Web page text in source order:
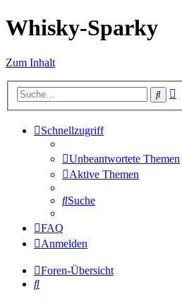
Whisky-Sparky
Zum Inhalt
Suche
Schnellzugriff
Unbeantwortete Themen
Aktive Themen
Suche
FAQ
Anmelden
Foren-Übersicht
Suche